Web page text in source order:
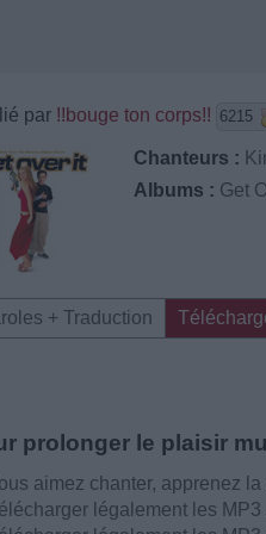
par !!bouge ton corps!! 6215
Chanteurs :
Albums : Get
+ Traduction
prolonger le plaisir
aimez chanter, apprenez
légalement les MP3